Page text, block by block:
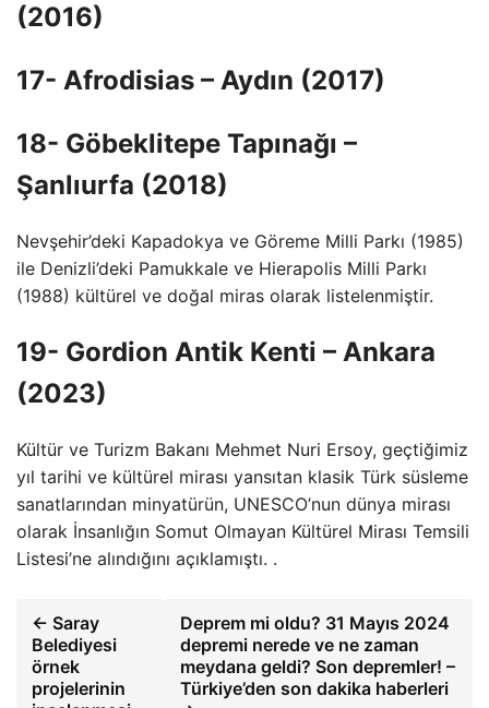
(2016)
17- Afrodisias – Aydın (2017)
18- Göbeklitepe Tapınağı –
Şanlıurfa (2018)
Nevşehir’deki Kapadokya ve Göreme Milli Parkı (1985)
ile Denizli’deki Pamukkale ve Hierapolis Milli Parkı
(1988) kültürel ve doğal miras olarak listelenmiştir.
19- Gordion Antik Kenti – Ankara
(2023)
Kültür ve Turizm Bakanı Mehmet Nuri Ersoy, geçtiğimiz
yıl tarihi ve kültürel mirası yansıtan klasik Türk süsleme
sanatlarından minyatürün, UNESCO’nun dünya mirası
olarak İnsanlığın Somut Olmayan Kültürel Mirası Temsili
Listesi’ne alındığını açıklamıştı. .
← Saray
Belediyesi
örnek
projelerinin
Deprem mi oldu? 31 Mayıs 2024
depremi nerede ve ne zaman
meydana geldi? Son depremler! –
Türkiye’den son dakika haberleri